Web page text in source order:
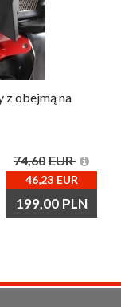
z obejmą na
74,60 EUR
46,23 EUR
199,00 PLN